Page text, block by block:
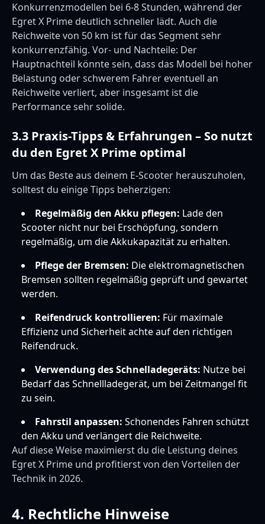
Konkurrenzmodellen bei 6-8 Stunden, während der
Egret X Prime deutlich schneller lädt. Auch die
Reichweite von 50 km ist für das Segment sehr
konkurrenzfähig. Vor- und Nachteile: Der
Hauptnachteil könnte sein, dass das Modell bei hoher
Belastung oder schwerem Fahrer eventuell an
Reichweite verliert, aber insgesamt ist die
Performance sehr solide.
3.3 Praxis-Tipps & Erfahrungen – So nutzt
du den Egret X Prime optimal
Um das Beste aus deinem E-Scooter herauszuholen,
solltest du einige Tipps beherzigen:
Regelmäßig den Akku pflegen: Lade den
Scooter nicht nur bei Erschöpfung, sondern
regelmäßig, um die Akkukapazität zu erhalten.
Pflege der Bremsen: Die elektromagnetischen
Bremsen sollten regelmäßig geprüft und gewartet
werden.
Reifendruck kontrollieren: Für maximale
Effizienz und Sicherheit achte auf den richtigen
Reifendruck.
Verwendung des Schnelladegeräts: Nutze bei
Bedarf das Schnellladegerät, um bei Zeitmangel fit
zu sein.
Fahrstil anpassen: Schonendes Fahren schützt
den Akku und verlängert die Reichweite.
Auf diese Weise maximierst du die Leistung deines
Egret X Prime und profitierst von den Vorteilen der
Technik in 2026.
4. Rechtliche Hinweise